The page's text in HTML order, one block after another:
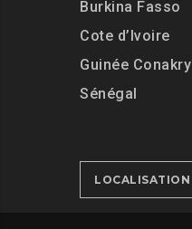
Burkina Fasso
Cote d’Ivoire
Guinée Conakry
Sénégal
LOCALISATION